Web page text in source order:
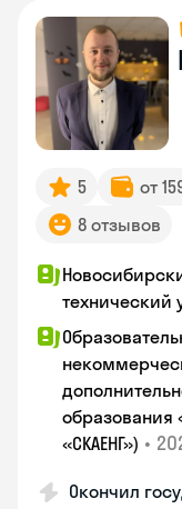
5 от
8 отзывов
технический
образования
«СКАЕНГ») •
Окончил